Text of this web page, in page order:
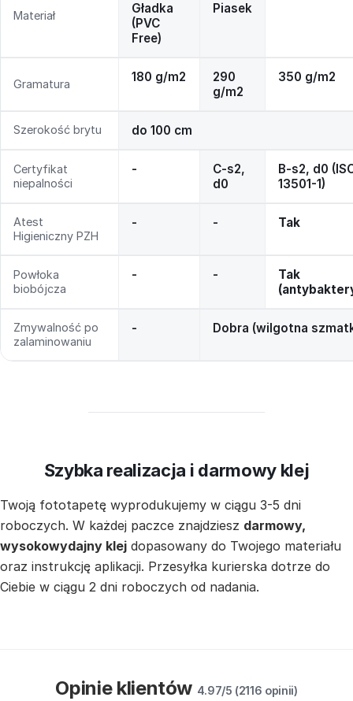
Materiał
Gładka
(PVC
Free)
Piasek
Gramatura 180 g/m2
290
g/m2
350 g/m2
Szerokość brytu do 100 cm
Certyfikat
niepalności
-
C-s2,
d0
B-s2, d0
13501-1)
Atest
Higieniczny PZH
- - Tak
Powłoka
biobójcza
- -
Tak
Zmywalność po
zalaminowaniu
- Dobra (wilgotna
Szybka realizacja i darmowy klej
Twoją fototapetę wyprodukujemy w ciągu 3-5 dni
roboczych. W każdej paczce znajdziesz darmowy,
wysokowydajny klej dopasowany do Twojego materiału
oraz instrukcję aplikacji. Przesyłka kurierska dotrze do
Ciebie w ciągu 2 dni roboczych od nadania.
Opinie klientów 4.97/5 (2116 opinii)